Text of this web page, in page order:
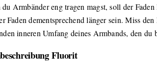
du Armbänder eng tragen magst, soll der
Faden dementsprechend länger sein. Miss
inneren Umfang deines Armbands, den
Fluorit